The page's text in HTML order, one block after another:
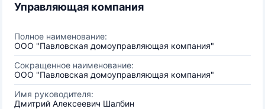
Управляющая компания
Полное наименование:
ООО "Павловская домоуправляющая компания"
Сокращенное наименование:
ООО "Павловская домоуправляющая компания"
Имя руководителя:
Дмитрий Алексеевич Шалбин